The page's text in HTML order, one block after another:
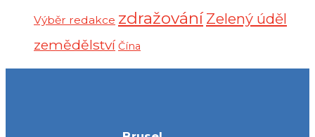
Výběr redakce zdražování Zelený úděl
zemědělství Čína